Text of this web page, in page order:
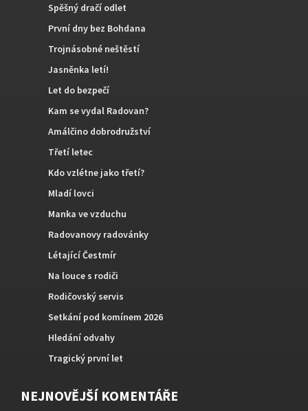
Spěšný dračí odlet
První dny bez Bohdana
Trojnásobné neštěstí
Jasněnka letí!
Let do bezpečí
Kam se vydal Radovan?
Amálčino dobrodružství
Třetí letec
Kdo vzlétne jako třetí?
Mladí lovci
Manka ve vzduchu
Radovanovy radovánky
Létající Čestmír
Na louce s rodiči
Rodičovský servis
Setkání pod komínem 2026
Hledání odvahy
Tragický první let
NEJNOVĚJŠÍ KOMENTÁŘE